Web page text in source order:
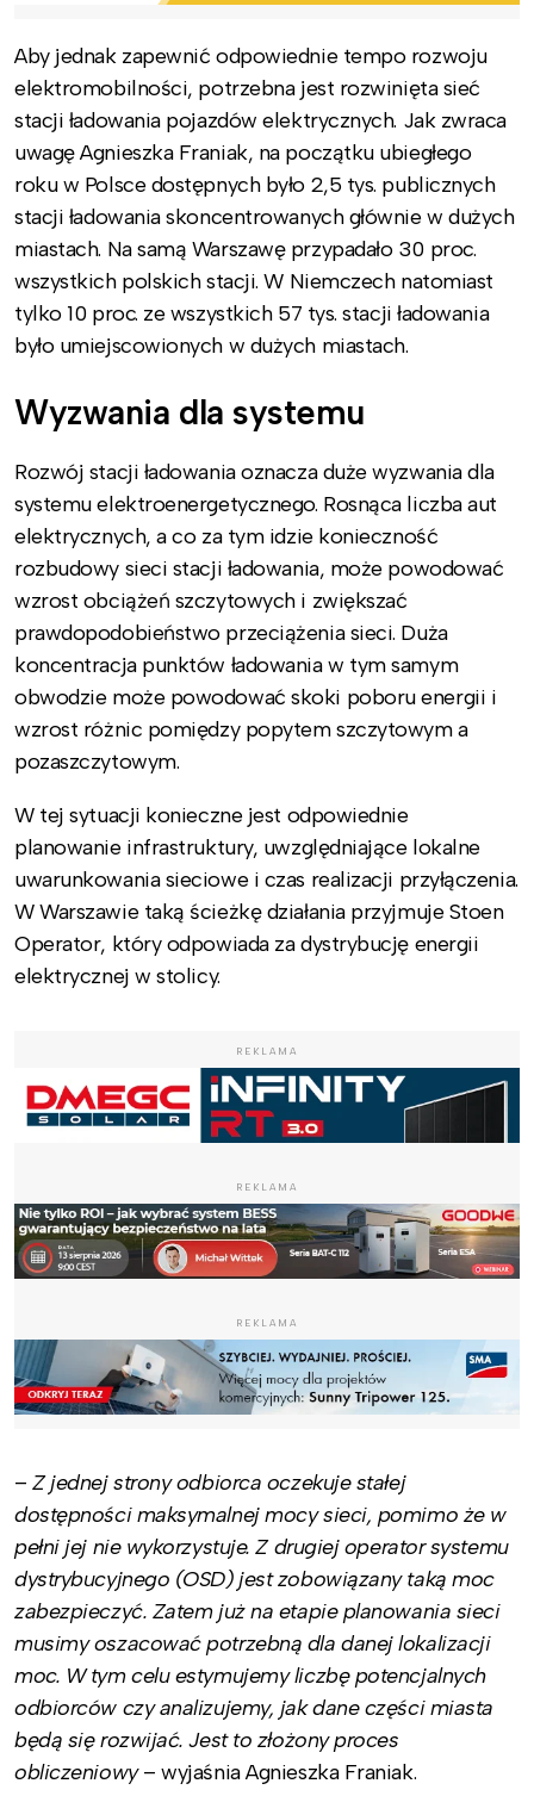
Aby jednak zapewnić odpowiednie tempo rozwoju
elektromobilności, potrzebna jest rozwinięta sieć
stacji ładowania pojazdów elektrycznych. Jak zwraca
uwagę Agnieszka Franiak, na początku ubiegłego
roku w Polsce dostępnych było 2,5 tys. publicznych
stacji ładowania skoncentrowanych głównie w dużych
miastach. Na samą Warszawę przypadało 30 proc.
wszystkich polskich stacji. W Niemczech natomiast
tylko 10 proc. ze wszystkich 57 tys. stacji ładowania
było umiejscowionych w dużych miastach.
Wyzwania dla systemu
Rozwój stacji ładowania oznacza duże wyzwania dla
systemu elektroenergetycznego. Rosnąca liczba aut
elektrycznych, a co za tym idzie konieczność
rozbudowy sieci stacji ładowania, może powodować
wzrost obciążeń szczytowych i zwiększać
prawdopodobieństwo przeciążenia sieci. Duża
koncentracja punktów ładowania w tym samym
obwodzie może powodować skoki poboru energii i
wzrost różnic pomiędzy popytem szczytowym a
pozaszczytowym.
W tej sytuacji konieczne jest odpowiednie
planowanie infrastruktury, uwzględniające lokalne
uwarunkowania sieciowe i czas realizacji przyłączenia.
W Warszawie taką ścieżkę działania przyjmuje Stoen
Operator, który odpowiada za dystrybucję energii
elektrycznej w stolicy.
REKLAMA
REKLAMA
REKLAMA
–Z jednej strony odbiorca oczekuje stałej
dostępności maksymalnej mocy sieci, pomimo że w
pełni jej nie wykorzystuje. Z drugiej operator systemu
dystrybucyjnego (OSD) jest zobowiązany taką moc
zabezpieczyć. Zatem już na etapie planowania sieci
musimy oszacować potrzebną dla danej lokalizacji
moc. W tym celu estymujemy liczbę potencjalnych
odbiorców czy analizujemy, jak dane części miasta
będą się rozwijać. Jest to złożony proces
obliczeniowy– wyjaśnia Agnieszka Franiak.